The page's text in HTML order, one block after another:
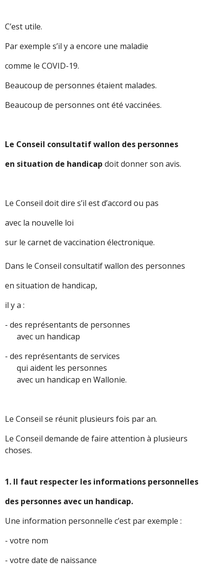
C’est utile.
Par exemple s’il y a encore une maladie
comme le COVID-19.
Beaucoup de personnes étaient malades.
Beaucoup de personnes ont été vaccinées.
Le Conseil consultatif wallon des personnes
en situation de handicap doit donner son avis.
Le Conseil doit dire s’il est d’accord ou pas
avec la nouvelle loi
sur le carnet de vaccination électronique.
Dans le Conseil consultatif wallon des personnes
en situation de handicap,
il y a :
- des représentants de personnes
avec un handicap
- des représentants de services
qui aident les personnes
avec un handicap en Wallonie.
Le Conseil se réunit plusieurs fois par an.
Le Conseil demande de faire attention à plusieurs
choses.
1. Il faut respecter les informations personnelles
des personnes avec un handicap.
Une information personnelle c’est par exemple :
- votre nom
- votre date de naissance